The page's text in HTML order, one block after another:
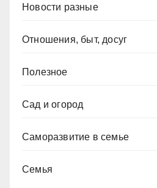
Новости разные
Отношения, быт, досуг
Полезное
Сад и огород
Саморазвитие в семье
Семья